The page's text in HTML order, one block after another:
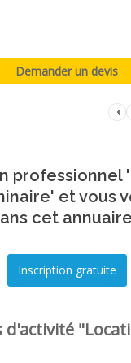
professionnel
et vous
cet
d'activité